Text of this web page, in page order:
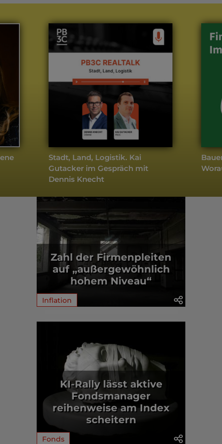
Stadt, Land, Logistik. Kai
Gutacker im Gespräch mit
Dennis Knecht
Finanzen- Aktuell
Zahl der Firmenpleiten
auf „außergewöhnlich
hohem Niveau“
Inflation
KI-Rally lässt aktive
Fondsmanager
reihenweise am Index
scheitern
Fonds